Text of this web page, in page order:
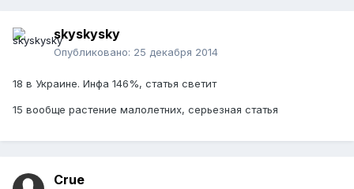
skyskysky
Опубликовано: 25 декабря 2014
18 в Украине. Инфа 146%, статья светит
15 вообще растение малолетних, серьезная статья
Crue